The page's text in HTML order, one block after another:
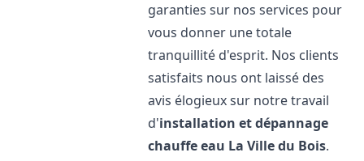
garanties sur nos services pour
vous donner une totale
tranquillité d'esprit. Nos clients
satisfaits nous ont laissé des
avis élogieux sur notre travail
d'installation et dépannage
chauffe eau La Ville du Bois.